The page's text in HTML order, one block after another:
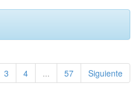
3 4 ... 57 Siguiente